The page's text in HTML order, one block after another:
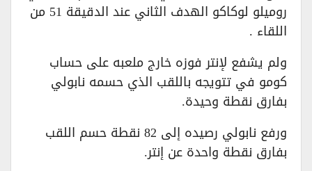
روميلو لوكاكو الهدف الثاني عند الدقيقة 51 من
اللقاء .
ولم يشفع لإنتر فوزه خارج ملعبه على حساب
كومو في تتويجه باللقب الذي حسمه نابولي
بفارق نقطة وحيدة.
ورفع نابولي رصيده إلى 82 نقطة حسم اللقب
بفارق نقطة واحدة عن إنتر.